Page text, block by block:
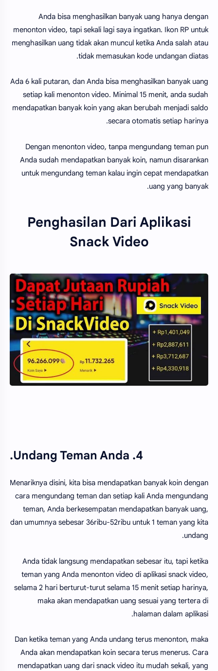
Anda bisa menghasilkan banyak uang hanya dengan
menonton video, tapi sekali lagi saya ingatkan. Ikon RP untuk
menghasilkan uang tidak akan muncul ketika Anda salah atau
tidak memasukan kode undangan diatas.
Ada 6 kali putaran, dan Anda bisa menghasilkan banyak uang
setiap kali menonton video. Minimal 15 menit, anda sudah
mendapatkan banyak koin yang akan berubah menjadi saldo
secara otomatis setiap harinya.
Dengan menonton video, tanpa mengundang teman pun
Anda sudah mendapatkan banyak koin, namun disarankan
untuk mengundang teman kalau ingin cepat mendapatkan
uang yang banyak.
Penghasilan Dari Aplikasi
Snack Video
4. Undang Teman Anda.
Menariknya disini, kita bisa mendapatkan banyak koin dengan
cara mengundang teman dan setiap kali Anda mengundang
teman, Anda berkesempatan mendapatkan banyak uang,
dan umumnya sebesar 36ribu-52ribu untuk 1 teman yang kita
undang.
Anda tidak langsung mendapatkan sebesar itu, tapi ketika
teman yang Anda menonton video di aplikasi snack video,
selama 2 hari berturut-turut selama 15 menit setiap harinya,
maka akan mendapatkan uang sesuai yang tertera di
halaman dalam aplikasi.
Dan ketika teman yang Anda undang terus menonton, maka
Anda akan mendapatkan koin secara terus menerus. Cara
mendapatkan uang dari snack video itu mudah sekali, yang